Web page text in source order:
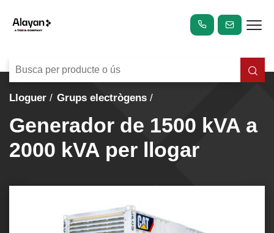
Lloguer Grups electrògens
Generador de 1500 kVA a
2000 kVA per llogar